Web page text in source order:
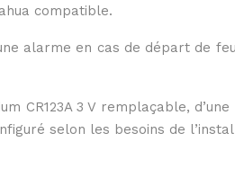
compatible.
alarme en cas de départ de
CR123A 3 V remplaçable,
selon les besoins de